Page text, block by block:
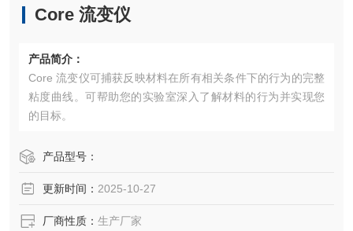
Core 流变仪
产品简介：
Core 流变仪可捕获反映材料在所有相关条件下的行为的完整
粘度曲线。可帮助您的实验室深入了解材料的行为并实现您
的目标。
产品型号：
更新时间： 2025-10-27
厂商性质： 生产厂家